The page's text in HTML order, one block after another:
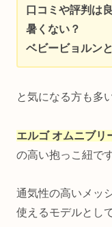
口コミや評判は
暑くない？
ベビービョルン
と気になる方も多
エルゴ オムニブリ
の高い抱っこ紐です
通気性の高いメッ
使えるモデルとし